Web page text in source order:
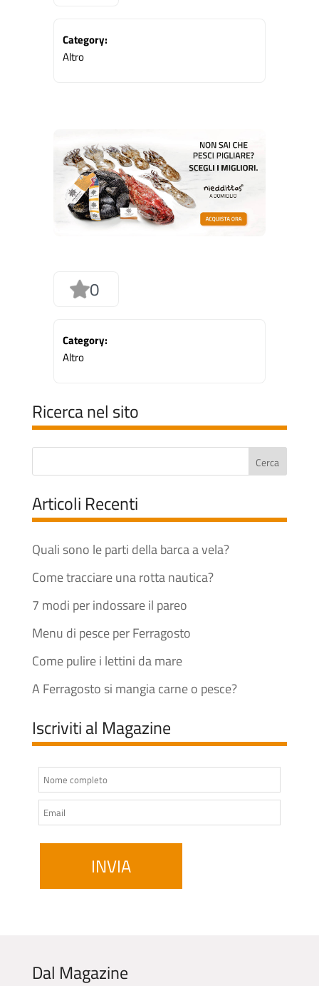
Category:
Altro
0
Category:
Altro
Ricerca nel sito
Articoli Recenti
Quali sono le parti della barca a vela?
Come tracciare una rotta nautica?
7 modi per indossare il pareo
Menu di pesce per Ferragosto
Come pulire i lettini da mare
A Ferragosto si mangia carne o pesce?
Iscriviti al Magazine
Dal Magazine